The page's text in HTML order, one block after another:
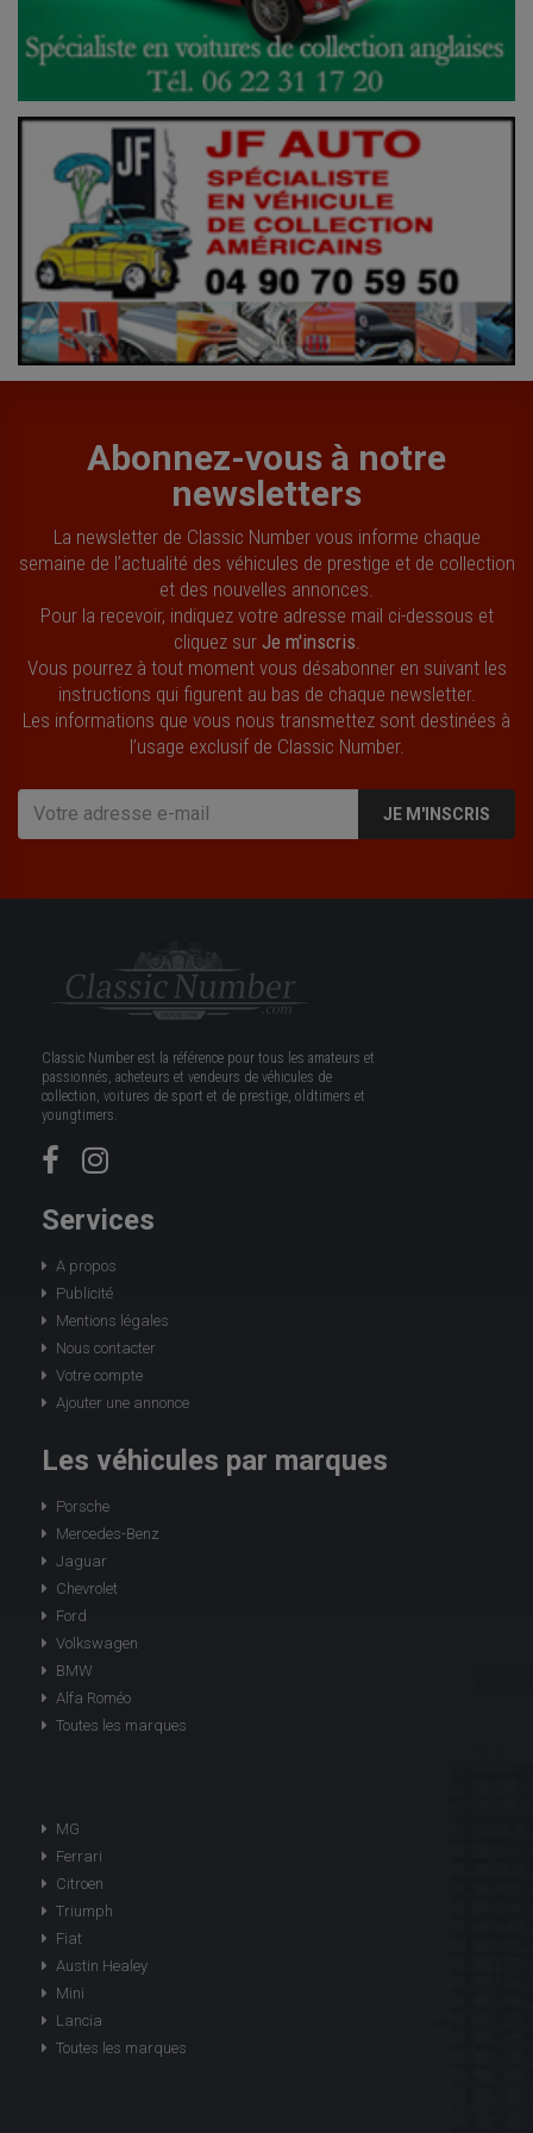
Abonnez-vous à notre
newsletters
La newsletter de Classic Number vous informe chaque
semaine de l’actualité des véhicules de prestige et de collection
et des nouvelles annonces.
Pour la recevoir, indiquez votre adresse mail ci-dessous et
cliquez sur Je m'inscris
Vous pourrez à tout moment vous désabonner en suivant les
instructions qui figurent au bas de chaque newsletter.
Les informations que vous nous transmettez sont destinées à
l’usage exclusif de Classic Number.
JE M'INSCRIS
Classic Number est la référence pour tous les amateurs et
passionnés, acheteurs et vendeurs de véhicules de
collection, voitures de sport et de prestige, oldtimers et
youngtimers.
Services
A propos
Publicité
Mentions légales
Nous contacter
Votre compte
Ajouter une annonce
Les véhicules par marques
Porsche
Mercedes-Benz
Jaguar
Chevrolet
Ford
Volkswagen
BMW
Alfa Roméo
Toutes les marques
MG
Ferrari
Citroen
Triumph
Fiat
Austin Healey
Mini
Lancia
Toutes les marques